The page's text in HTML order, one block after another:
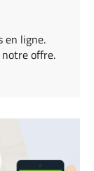
en ligne.
offre.